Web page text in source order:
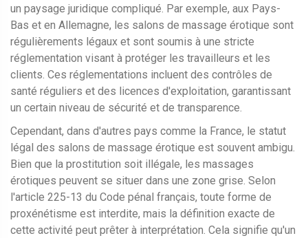
un paysage juridique compliqué. Par exemple, aux Pays-
Bas et en Allemagne, les salons de massage érotique sont
régulièrements légaux et sont soumis à une stricte
réglementation visant à protéger les travailleurs et les
clients. Ces réglementations incluent des contrôles de
santé réguliers et des licences d'exploitation, garantissant
un certain niveau de sécurité et de transparence.
Cependant, dans d'autres pays comme la France, le statut
légal des salons de massage érotique est souvent ambigu.
Bien que la prostitution soit illégale, les massages
érotiques peuvent se situer dans une zone grise. Selon
l'article 225-13 du Code pénal français, toute forme de
proxénétisme est interdite, mais la définition exacte de
cette activité peut prêter à interprétation. Cela signifie qu'un